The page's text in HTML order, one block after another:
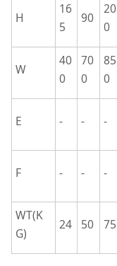
H
16
5
90
20
0
W
40
0
70
0
85
0
E - - -
F - - -
WT(K
G)
24 50 75